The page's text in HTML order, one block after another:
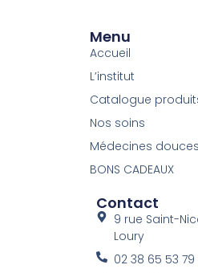
Menu
Accueil
L’institut
Catalogue
Nos soins
Médecines douces
BONS CADEAUX
Contact
9 rue Saint-
Loury
02 38 65 53 79